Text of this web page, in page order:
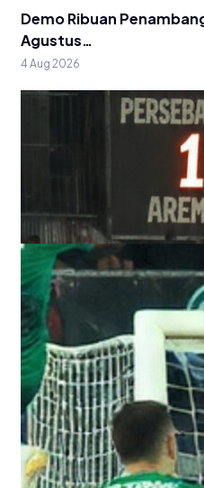
Demo Ribuan
Agustus…
4 Aug 2026